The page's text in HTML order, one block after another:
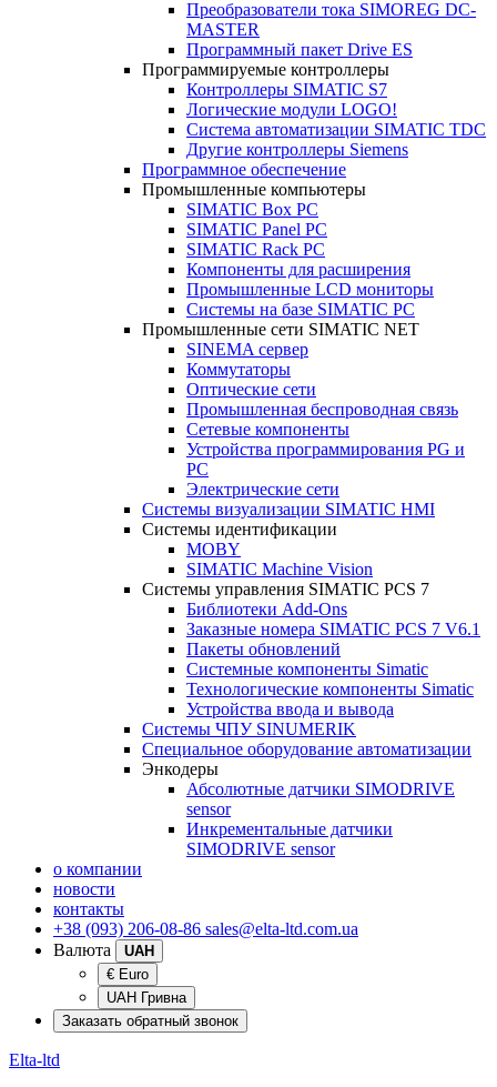
Преобразователи тока SIMOREG DC-
MASTER
Программный пакет Drive ES
Программируемые контроллеры
Контроллеры SIMATIC S7
Логические модули LOGO!
Система автоматизации SIMATIC TDC
Другие контроллеры Siemens
Программное обеспечение
Промышленные компьютеры
SIMATIC Box PC
SIMATIC Panel PС
SIMATIC Rack PC
Компоненты для расширения
Промышленные LCD мониторы
Системы на базе SIMATIC PC
Промышленные сети SIMATIC NET
SINEMA сервер
Коммутаторы
Оптические сети
Промышленная беспроводная связь
Сетевые компоненты
Устройства программирования PG и
PC
Электрические сети
Системы визуализации SIMATIC HMI
Системы идентификации
MOBY
SIMATIC Machine Vision
Системы управления SIMATIC PCS 7
Библиотеки Add-Ons
Заказные номера SIMATIC PCS 7 V6.1
Пакеты обновлений
Системные компоненты Simatic
Технологические компоненты Simatic
Устройства ввода и вывода
Системы ЧПУ SINUMERIK
Специальное оборудование автоматизации
Энкодеры
Абсолютные датчики SIMODRIVE
sensor
Инкрементальные датчики
SIMODRIVE sensor
о компании
новости
контакты
+38 (093) 206-08-86 sales@elta-ltd.com.ua
Валюта
UAH
€ Euro
UAH Гривна
Заказать обратный звонок
Elta-ltd